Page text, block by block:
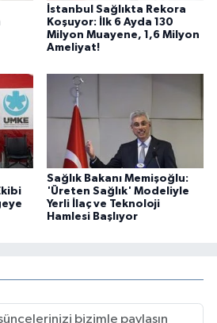
İstanbul Sağlıkta Rekora
Koşuyor: İlk 6 Ayda 130
Milyon Muayene, 1,6 Milyon
Ameliyat!
Sağlık Bakanı Memişoğlu:
'Üreten Sağlık' Modeliyle
Yerli İlaç ve Teknoloji
Hamlesi Başlıyor